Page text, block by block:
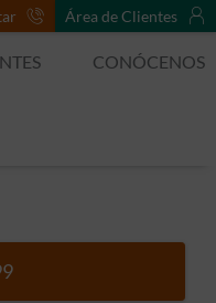
Área de Clientes
CONÓCENOS
a POLICLINICA